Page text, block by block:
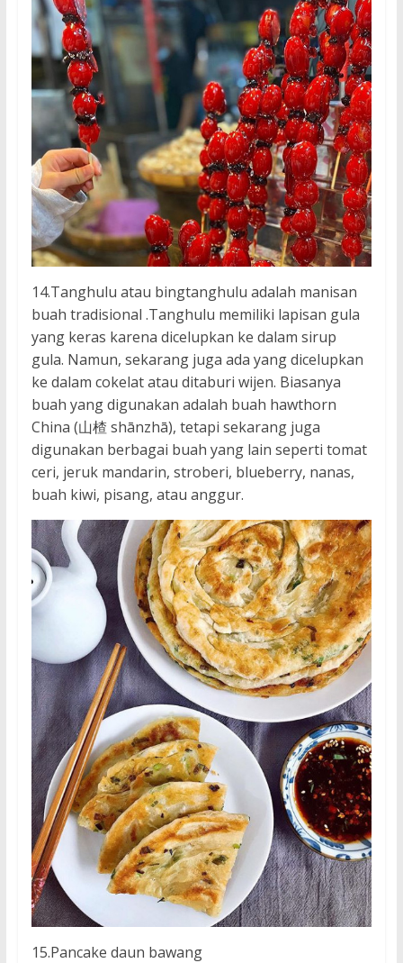
14.Tanghulu atau bingtanghulu adalah manisan
buah tradisional .Tanghulu memiliki lapisan gula
yang keras karena dicelupkan ke dalam sirup
gula. Namun, sekarang juga ada yang dicelupkan
ke dalam cokelat atau ditaburi wijen. Biasanya
buah yang digunakan adalah buah hawthorn
China (山楂 shānzhā), tetapi sekarang juga
digunakan berbagai buah yang lain seperti tomat
ceri, jeruk mandarin, stroberi, blueberry, nanas,
buah kiwi, pisang, atau anggur.
15.Pancake daun bawang